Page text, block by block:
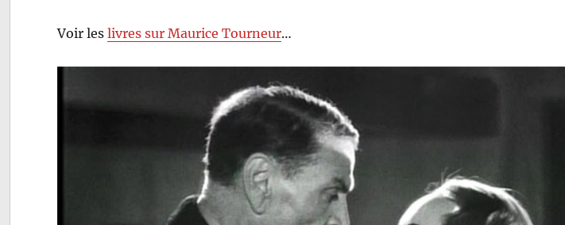
Voir leslivres sur Maurice Tourneur…